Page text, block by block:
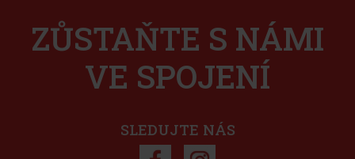
1 125 Kč
ZŮSTAŇTE S NÁMI
VE SPOJENÍ
SLEDUJTE NÁS